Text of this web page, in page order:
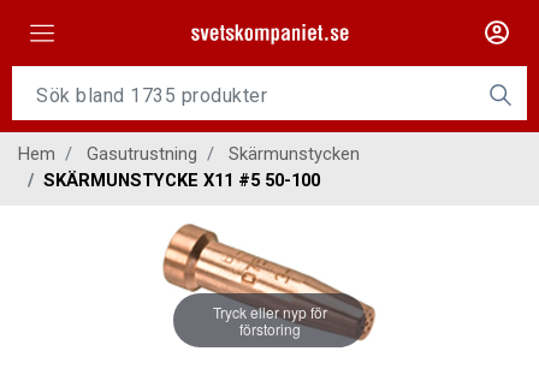
Slangpaket
Hem Gasutrustning
Skärmunstycken
SKÄRMUNSTYCKE X11 #5 50-100
Tryck eller nyp för
förstoring